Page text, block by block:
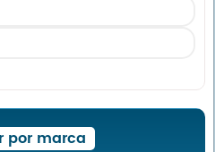
Instalaciones
Servicio Técnico
por marca